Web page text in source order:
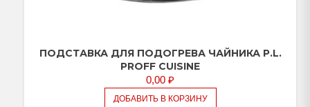
ПОДСТАВКА ДЛЯ ПОДОГРЕВА ЧАЙНИКА P.L.
PROFF CUISINE
0,00 ₽
ДОБАВИТЬ В КОРЗИНУ